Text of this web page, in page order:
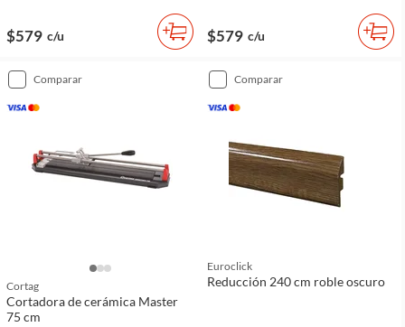
$579 c/u $579 c/u
comparar
Cortag
Cortadora de cerámica Master
75 cm
comparar
Euroclick
Reducción 240 cm roble oscuro